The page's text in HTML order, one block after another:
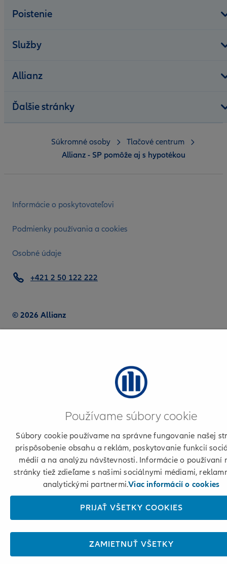
Poistenie
Služby
Allianz
Ďalšie stránky
Informácie o poskytovateľovi
Podmienky používania a cookies
Osobné údaje
© 2026 Allianz
+421 2 50 122 222
Súkromné osoby
Tlačové centrum
Allianz - SP pomôže aj s hypotékou
Používame súbory cookie
Súbory cookie používame na správne fungovanie našej
prispôsobenie obsahu a reklám, poskytovanie funkcií
médií a na analýzu návštevnosti. Informácie o používaní
stránky tiež zdieľame s našimi sociálnymi médiami,
analytickými partnermi.Viac informácií o cookies
PRIJAŤ VŠETKY COOKIES
ZAMIETNUŤ VŠETKY